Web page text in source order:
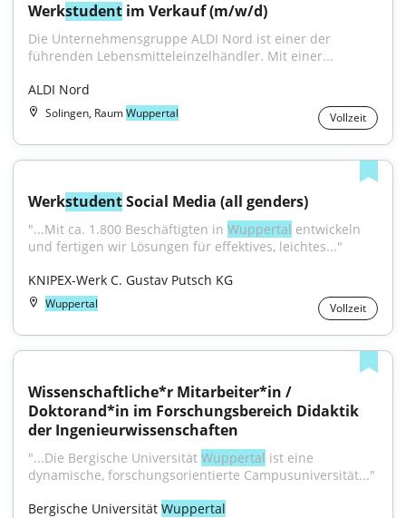
Werkstudent im Verkauf (m/w/d)
Die Unternehmensgruppe ALDI Nord ist einer der
führenden Lebensmitteleinzelhändler. Mit einer...
ALDI Nord
Solingen, RaumWuppertal Vollzeit
Werkstudent Social Media (all genders)
"...Mit ca. 1.800 Beschäftigten in Wuppertal entwickeln
und fertigen wir Lösungen für effektives, leichtes..."
KNIPEX-Werk C. Gustav Putsch KG
Wuppertal Vollzeit
Wissenschaftliche*r Mitarbeiter*in /
Doktorand*in im Forschungsbereich Didaktik
der Ingenieurwissenschaften
"...Die Bergische Universität Wuppertal ist eine
dynamische, forschungsorientierte Campusuniversität..."
Bergische Universität Wuppertal